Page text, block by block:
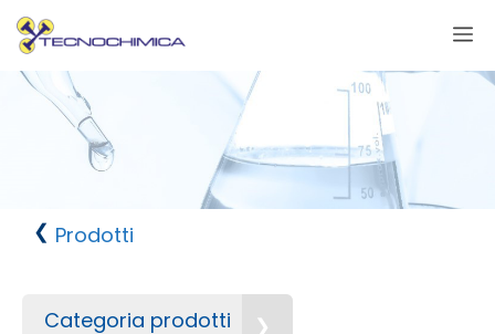
Vai
contenuto
Prodotti
Categoria prodotti